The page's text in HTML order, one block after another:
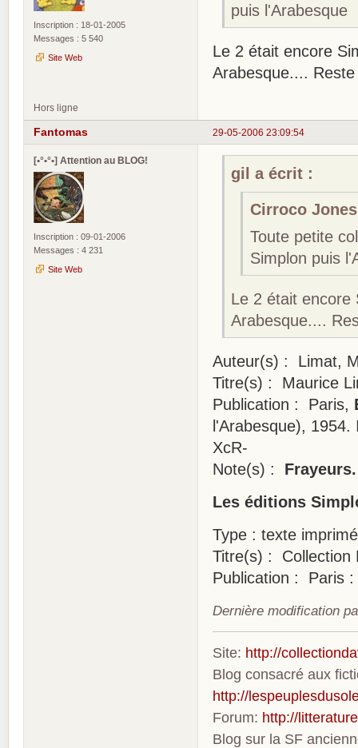
Inscription : 18-01-2005
Messages : 5 540
Site Web
puis l'Arabesque
Le 2 était encore
Arabesque....
Hors ligne
29-05-2006 23:09:54
Fantomas
[•°•°•] Attention au BLOG!
Inscription : 09-01-2006
Messages : 4 231
Site Web
gil a écrit :
Cirroco
Toute petite
Simplon puis
Le 2 était encore
Arabesque....
Auteur(s) : Limat,
Titre(s) : Maurice
Publication : Paris,
l'Arabesque),
XcR-
Note(s) :
Les éditions
Type : texte
Titre(s) : Collection
Publication : Paris :
Dernière modification
Site: http://
Blog consacré aux
http://
Forum: http://
Blog sur la SF